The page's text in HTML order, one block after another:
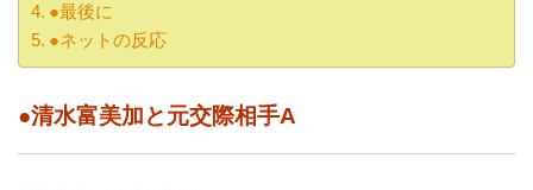
●最後に
●ネットの反応
●清水富美加と元交際相手A